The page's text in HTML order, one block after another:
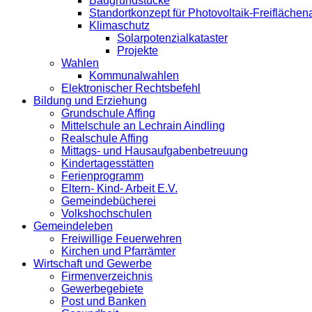
Standortkonzept für Photovoltaik-
Klimaschutz
Solarpotenzialkataster
Projekte
Wahlen
Kommunalwahlen
Elektronischer Rechtsbefehl
Bildung und Erziehung
Grundschule Affing
Mittelschule an Lechrain Aindling
Realschule Affing
Mittags- und Hausaufgabenbetreuung
Kindertagesstätten
Ferienprogramm
Eltern- Kind- Arbeit E.V.
Gemeindebücherei
Volkshochschulen
Gemeindeleben
Freiwillige Feuerwehren
Kirchen und Pfarrämter
Wirtschaft und Gewerbe
Firmenverzeichnis
Gewerbegebiete
Post und Banken